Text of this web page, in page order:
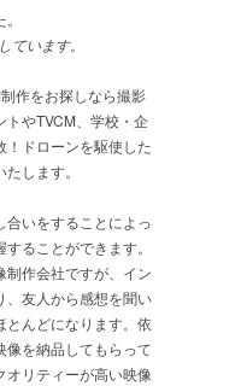
ています。
作をお探しなら撮影
トやTVCM、学校・企
！ドローンを駆使した
します。
合いをすることによっ
ることができます。
制作会社ですが、イン
、友人から感想を聞い
とんどになります。依
像を納品してもらって
オリティーが高い映像